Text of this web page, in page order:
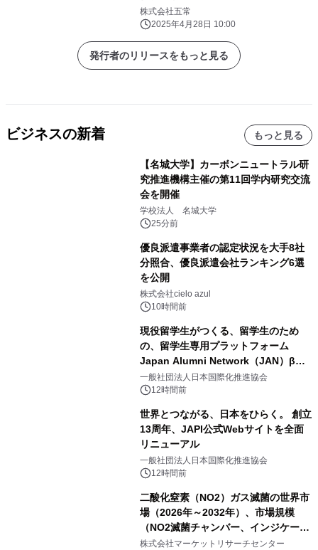
株式会社五常
2025年4月28日 10:00
発行者のリリースをもっと見る
ビジネスの新着 もっと見る
【名城大学】カーボンニュートラル研
究推進機構主催の第11回学内研究交流
会を開催
学校法人 名城大学
25分前
優良派遣事業者の認定状況を大手8社
分照合、優良派遣会社ランキング6選
を公開
株式会社cielo azul
10時間前
現役留学生がつくる、留学生のため
の、留学生専用プラットフォーム
Japan Alumni Network（JAN）β版
をリリース
一般社団法人日本国際化推進協会
12時間前
世界とつながる、日本をひらく。 創立
13周年、JAPI公式Webサイトを全面
リニューアル
一般社団法人日本国際化推進協会
12時間前
二酸化窒素（NO2）ガス滅菌の世界市
場（2026年～2032年）、市場規模
（NO2滅菌チャンバー、インジケータ
ーおよびモニタリングシステム、その
株式会社マーケットリサーチセンター